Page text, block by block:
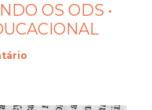
OS ODS •